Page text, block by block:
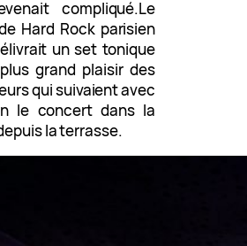
compliqué.Le
Hard Rock parisien
un set tonique
grand plaisir des
qui suivaient avec
le concert dans la
la terrasse.